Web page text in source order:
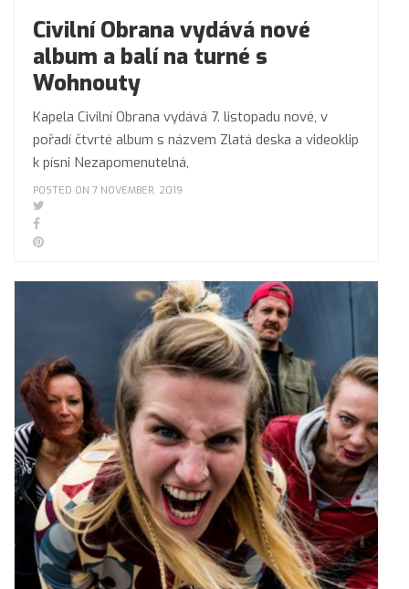
Civilní Obrana vydává nové
album a balí na turné s
Wohnouty
Kapela Civilní Obrana vydává 7. listopadu nové, v
pořadí čtvrté album s názvem Zlatá deska a videoklip
k písni Nezapomenutelná,
POSTED ON 7 NOVEMBER, 2019